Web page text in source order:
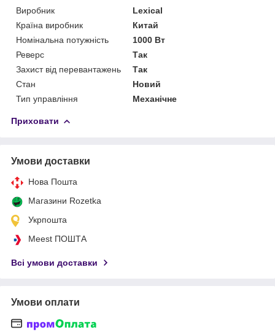
Виробник
Lexical
Країна виробник
Китай
Номінальна потужність
1000 Вт
Реверс
Так
Захист від перевантажень
Так
Стан
Новий
Тип управління
Механічне
Приховати
Умови доставки
Нова Пошта
Магазини Rozetka
Укрпошта
Meest ПОШТА
Всі умови доставки
Умови оплати